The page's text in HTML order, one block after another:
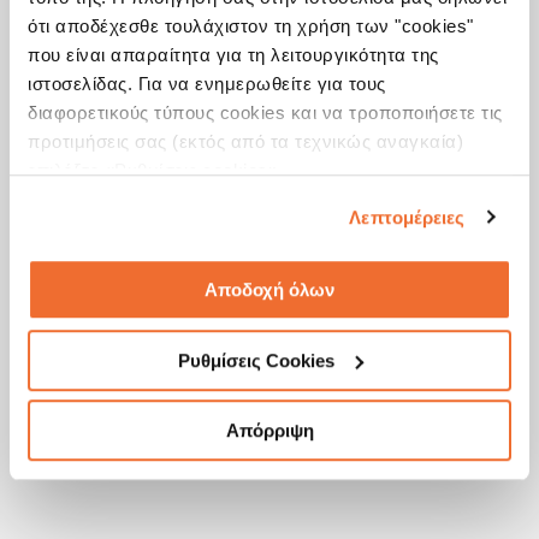
ότι αποδέχεσθε τουλάχιστον τη χρήση των "cookies"
που είναι απαραίτητα για τη λειτουργικότητα της
ιστοσελίδας. Για να ενημερωθείτε για τους
διαφορετικούς τύπους cookies και να τροποποιήσετε τις
προτιμήσεις σας (εκτός από τα τεχνικώς αναγκαία)
επιλέξτε «Ρυθμίσεις cookies».
Λεπτομέρειες
Αποδοχή όλων
Ρυθμίσεις Cookies
Απόρριψη
ρόλο της Ελλάδας στον ενεργειακό χάρτη, μέσα από
την οπτική ενός εκ των σημαντικότερων στελεχών
του χώρου.
Οικοδεσπότης: Δημήτρης Γιαννούλης –
ResearchGreece